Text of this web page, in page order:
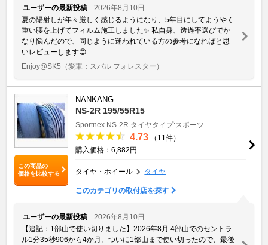
ユーザーの最新投稿
2026年8月10日
夏の陽射しが年々厳しく感じるようになり、5年目にしてようやく
重い腰を上げてフィルム施工しました✨ 私自身、透過率選びでか
なり悩んだので、同じように迷われている方の参考になればと思
いレビューします😊 ...
Enjoy@SK5 （愛車：スバル フォレスター）
この商品の
価格を比較する
NANKANG
NS-2R 195/55R15
Sportnex NS-2R タイヤタイプ:スポーツ
4.73
（11件）
購入価格：6,882円
タイヤ・ホイール タイヤ
このカテゴリの取付店を探す
ユーザーの最新投稿
2026年8月10日
【追記：1部山で使い切りました】2026年8月 4部山でのセントラ
ル1分35秒906から4か月。ついに1部山まで使い切ったので、最後